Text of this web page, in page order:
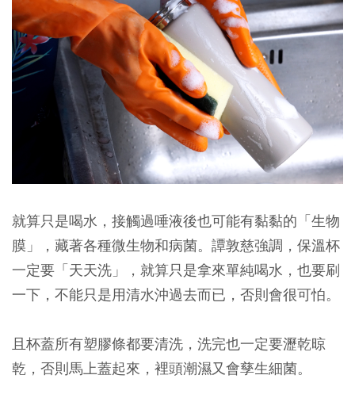
就算只是喝水，接觸過唾液後也可能有黏黏的「生物
膜」，藏著各種微生物和病菌。譚敦慈強調， 保溫杯
一定要「天天洗」，就算只是拿來單純喝水，也要刷
一下，不能只是用清水沖過去而已，否則會很可怕。
且杯蓋所有塑膠條都要清洗，洗完也一定要瀝乾晾
乾，否則馬上蓋起來，裡頭潮濕又會孳生細菌。